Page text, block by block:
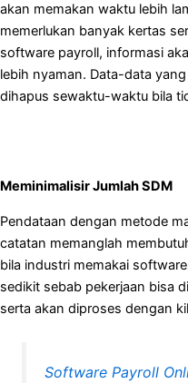
akan memakan waktu lebih
memerlukan banyak kertas
software payroll, informasi
lebih nyaman. Data-data
dihapus sewaktu-waktu bila
Meminimalisir Jumlah SDM
Pendataan dengan metode
catatan memanglah
bila industri memakai
sedikit sebab pekerjaan bisa
serta akan diproses dengan
Software Payroll